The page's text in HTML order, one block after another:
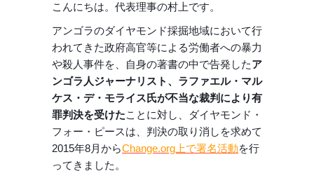
こんにちは。代表理事の村上です。
アンゴラのダイヤモンド採掘地域において行
われてきた政府高官等による労働者への暴力
や殺人事件を、自身の著書の中で告発したア
ンゴラ人ジャーナリスト、ラファエル・マル
ケス・デ・モライス氏が不当な裁判により有
罪判決を受けたことに対し、ダイヤモンド・
フォー・ピースは、判決の取り消しを求めて
2015年8月からChange.org上で署名活動を行
ってきました。